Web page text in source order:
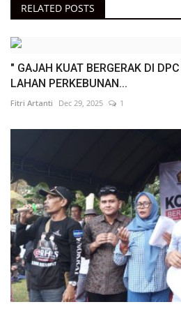
RELATED POSTS
" GAJAH KUAT BERGERAK DI
LAHAN PERKEBUNAN...
Fitri Artanti Dec 29, 2025 1